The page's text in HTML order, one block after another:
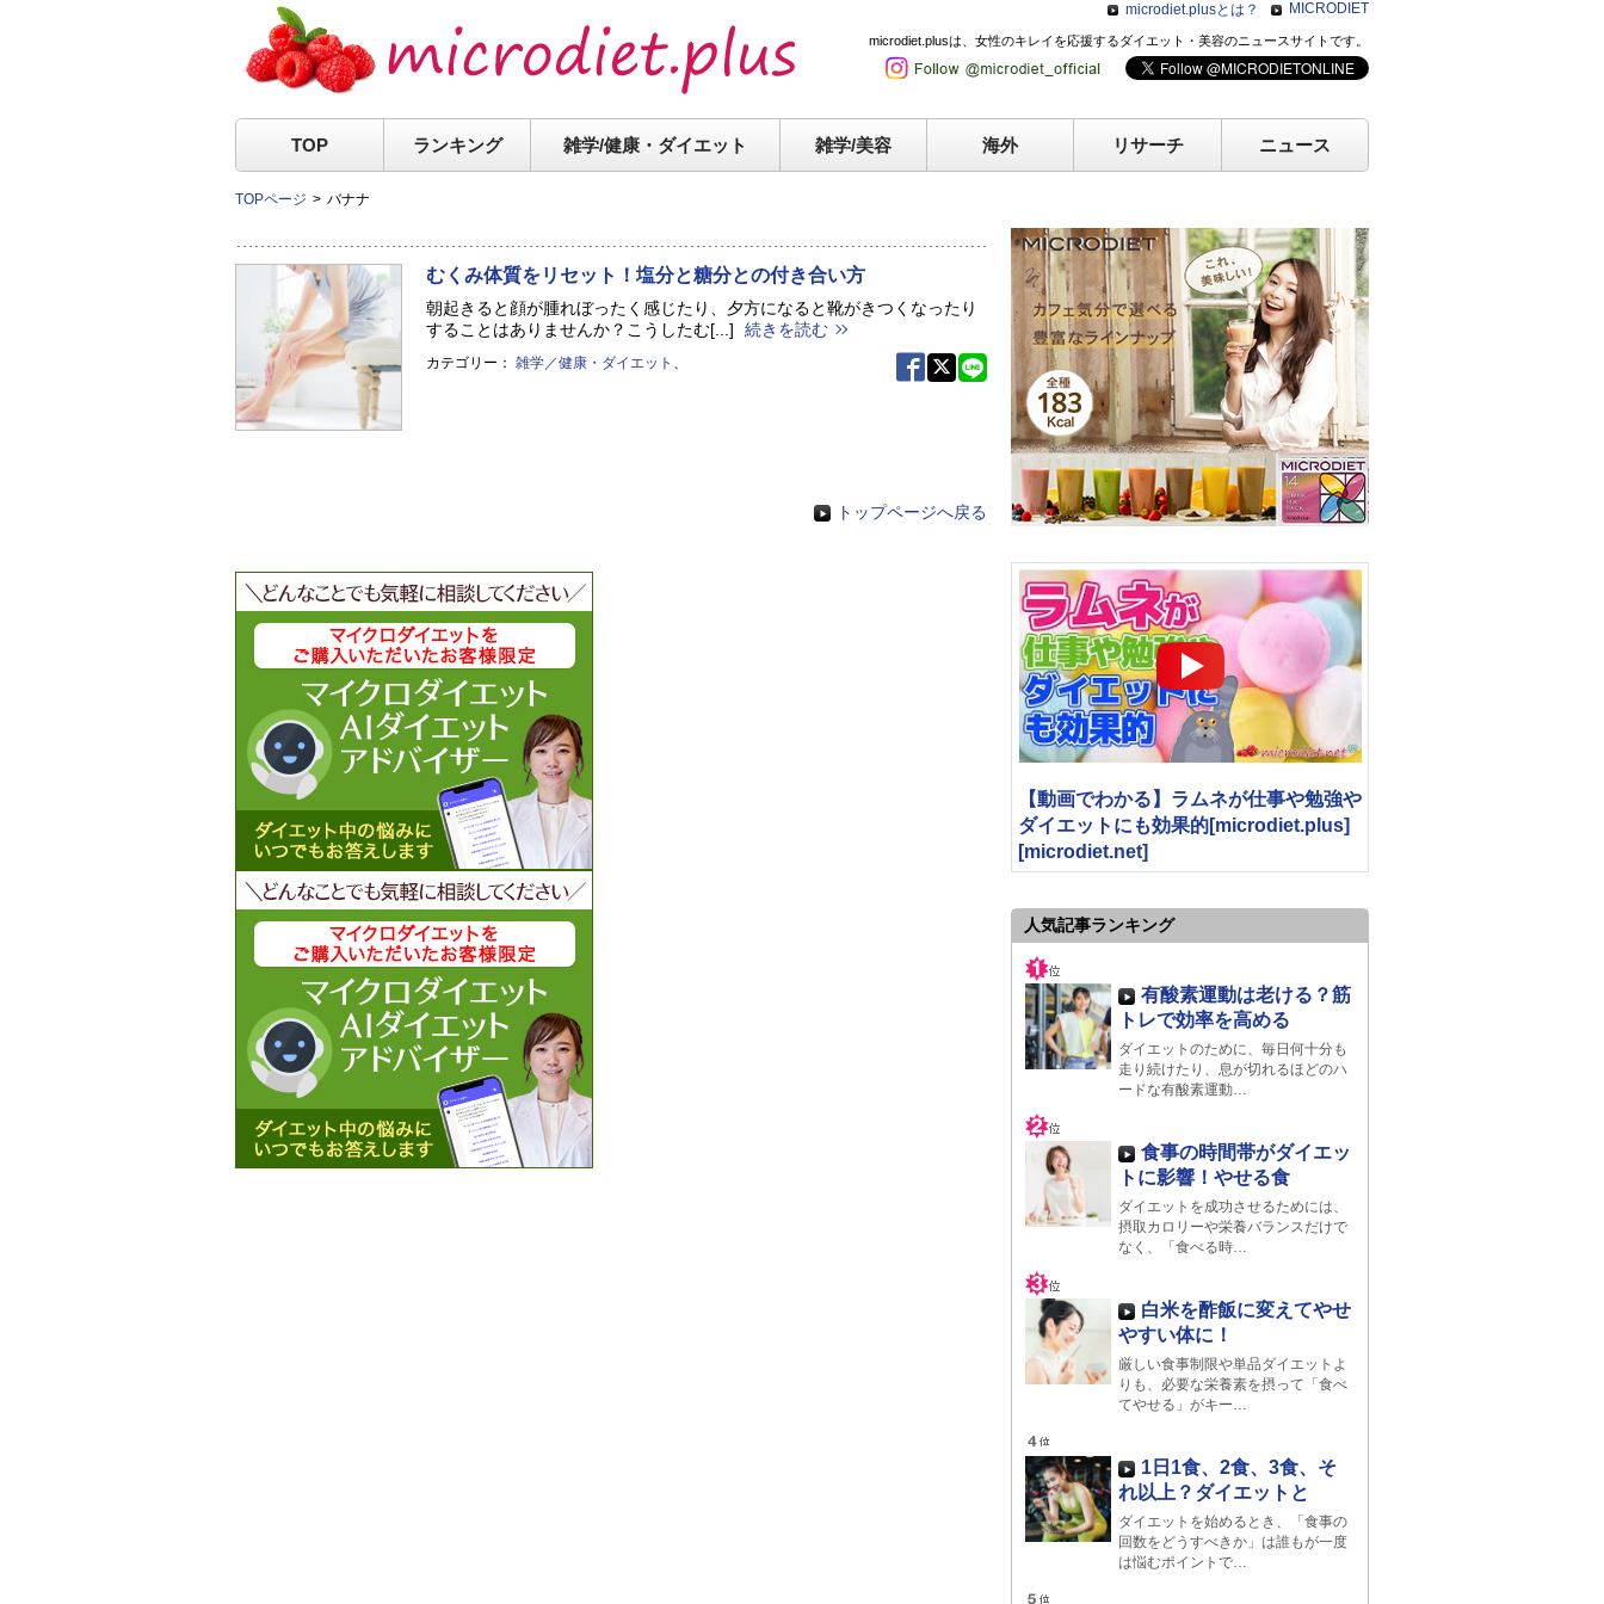
microdiet.plusとは？ MICRODIET
microdiet.plusは、女性のキレイを応援するダイエット・美容のニュースサイトです。
TOP ランキング 雑学/健康・ ダイエット 雑学/美容 海外 リサーチ ニュース
TOPページ バナナ
むくみ体質をリセット！塩分と糖分との付き合い方
朝起きると顔が腫れぼったく感じたり、夕方になると靴がきつくなったり
することはありませんか？こうしたむ[...]
続きを読む
カテゴリー：雑学／健康・ダイエット 、
トップページへ戻る
【動画でわかる】ラムネが仕事や勉強や
ダイエットにも効果的[microdiet.plus]
[microdiet.net]
人気記事ランキング
有酸素運動は老ける？筋
トレで効率を高める
ダイエットのために、毎日何十分も
走り続けたり、息が切れるほどのハ
ードな有酸素運動…
食事の時間帯がダイエッ
トに影響！やせる食
ダイエットを成功させるためには、
摂取カロリーや栄養バランスだけで
なく、「食べる時…
白米を酢飯に変えてやせ
やすい体に！
厳しい食事制限や単品ダイエットよ
りも、必要な栄養素を摂って「食べ
てやせる」がキー…
1日1食、2食、3食、そ
れ以上？ダイエットと
ダイエットを始めるとき、「食事の
回数をどうすべきか」は誰もが一度
は悩むポイントで…